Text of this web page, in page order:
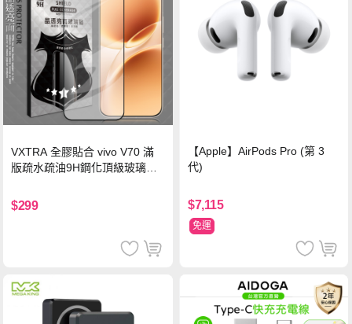
VXTRA 全膠貼合 vivo V70 滿
版疏水疏油9H鋼化頂級玻璃貼
$299
【Apple】AirPods Pro (第 3
代)
$7,115
免運